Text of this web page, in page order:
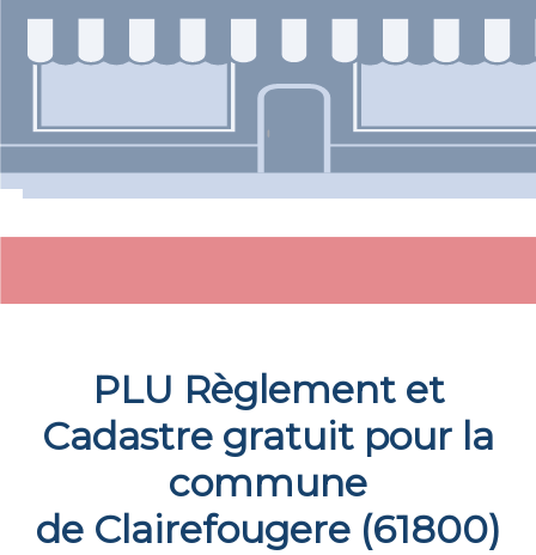
PLU Règlement et
Cadastre gratuit pour la
commune
de Clairefougere(61800)